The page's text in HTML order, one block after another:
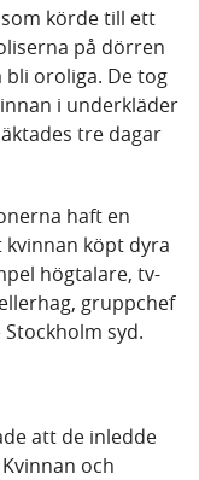
körde till ett
på dörren
oroliga. De tog
i underkläder
tre dagar
haft en
köpt dyra
högtalare, tv-
gruppchef
syd.
att de inledde
och